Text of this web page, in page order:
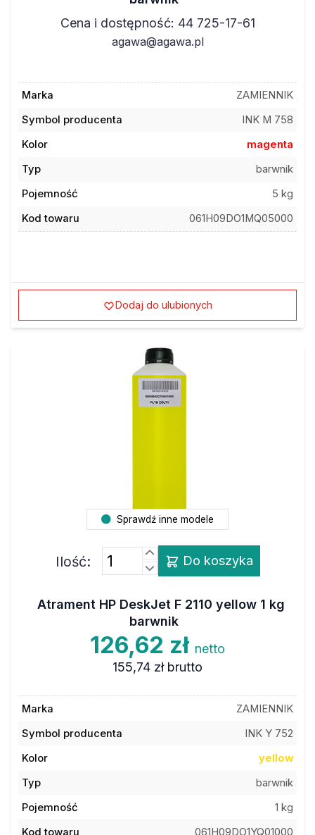
Cena i dostępność: 44 725-17-61
agawa@agawa.pl
Marka
ZAMIENNIK
Symbol producenta
INK M 758
Kolor
magenta
Typ
barwnik
Pojemność
5 kg
Kod towaru
061H09DO1MQ05000
Dodaj do ulubionych
Sprawdź inne modele
Ilość: Do koszyka
Atrament HP DeskJet F 2110 yellow 1 kg
barwnik
126,62 zł netto
155,74 zł brutto
Marka
ZAMIENNIK
Symbol producenta
INK Y 752
Kolor
yellow
Typ
barwnik
Pojemność
1 kg
Kod towaru
061H09DO1YQ01000